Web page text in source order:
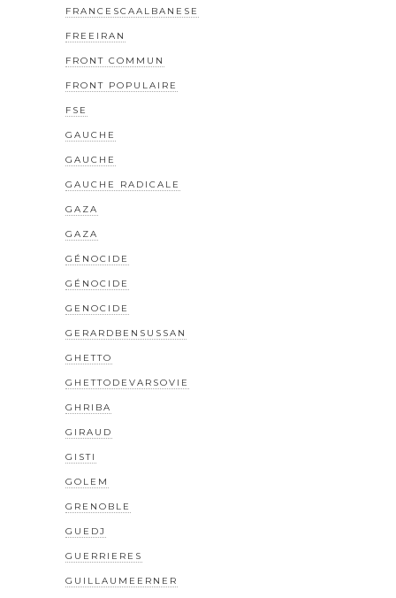
FRANCESCAALBANESE
FREEIRAN
FRONT COMMUN
FRONT POPULAIRE
FSE
GAUCHE
GAUCHE
GAUCHE RADICALE
GAZA
GAZA
GÉNOCIDE
GÉNOCIDE
GENOCIDE
GERARDBENSUSSAN
GHETTO
GHETTODEVARSOVIE
GHRIBA
GIRAUD
GISTI
GOLEM
GRENOBLE
GUEDJ
GUERRIERES
GUILLAUMEERNER